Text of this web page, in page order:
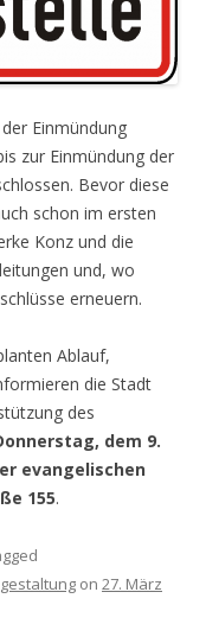
Einmündung
zur Einmündung der
Bevor diese
schon im ersten
Konz und die
und, wo
erneuern.
Ablauf,
die Stadt
des
dem 9.
evangelischen
155.
on 27. März